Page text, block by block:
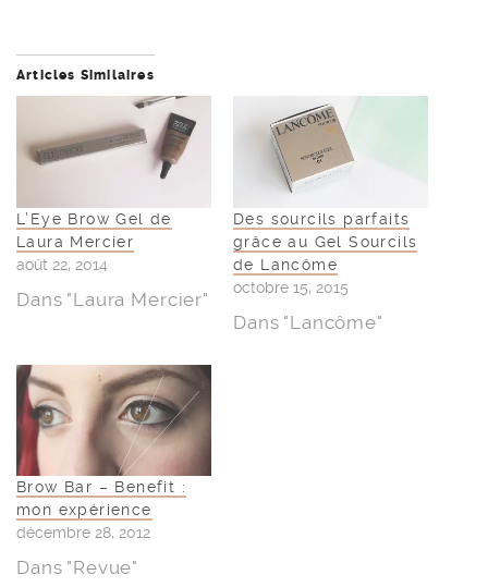
Articles Similaires
L’Eye Brow Gel de
Laura Mercier
août 22, 2014
Dans "Laura Mercier"
Des sourcils parfaits
grâce au Gel Sourcils
de Lancôme
octobre 15, 2015
Dans "Lancôme"
Brow Bar – Benefit :
mon expérience
décembre 28, 2012
Dans "Revue"